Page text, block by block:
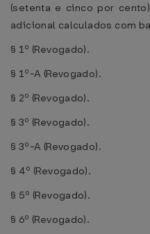
(setenta e cinco por
adicional calculados com
§ 1º (Revogado).
§ 1º-A (Revogado).
§ 2º (Revogado).
§ 3º (Revogado).
§ 3º-A (Revogado).
§ 4º (Revogado).
§ 5º (Revogado).
§ 6º (Revogado).